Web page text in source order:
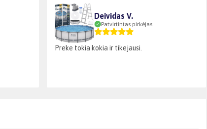
Deividas V.
Patvirtintas pirkėjas
Preke tokia kokia ir tikejausi.